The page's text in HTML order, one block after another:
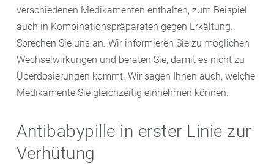
verschiedenen Medikamenten enthalten, zum Beispiel
auch in Kombinationspräparaten gegen Erkältung.
Sprechen Sie uns an. Wir informieren Sie zu möglichen
Wechselwirkungen und beraten Sie, damit es nicht zu
Überdosierungen kommt. Wir sagen Ihnen auch, welche
Medikamente Sie gleichzeitig einnehmen können.
Antibabypille in erster Linie zur
Verhütung